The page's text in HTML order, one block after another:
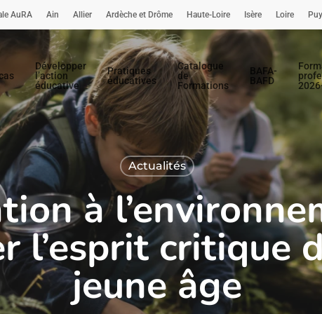
AuRA Ain Allier Ardèche et Drôme Haute-Loire Isère Loire
Développer
l’action
éducative
Pratiques
éducatives
Catalogue
de
Formations
BAFA-
BAFD
Actualités
à
l’esprit critique
jeune âge